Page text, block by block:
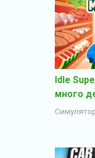
Idle
много